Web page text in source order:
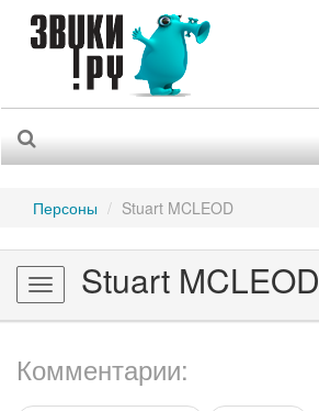
Персоны Stuart MCLEOD
Toggle
navigation
Stuart MCLEOD
Комментарии: